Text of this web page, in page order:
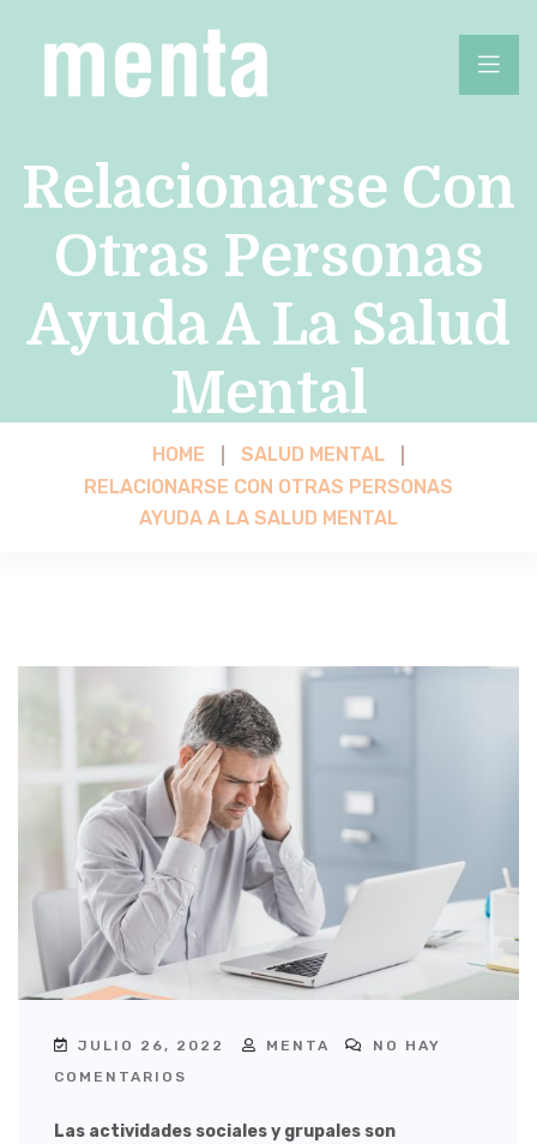
Relacionarse Con
Otras Personas
Ayuda A La Salud
Mental
HOME
SALUD MENTAL
RELACIONARSE CON OTRAS PERSONAS
AYUDA A LA SALUD MENTAL
JULIO 26, 2022 MENTA
NO HAY
COMENTARIOS
Las actividades sociales y grupales son